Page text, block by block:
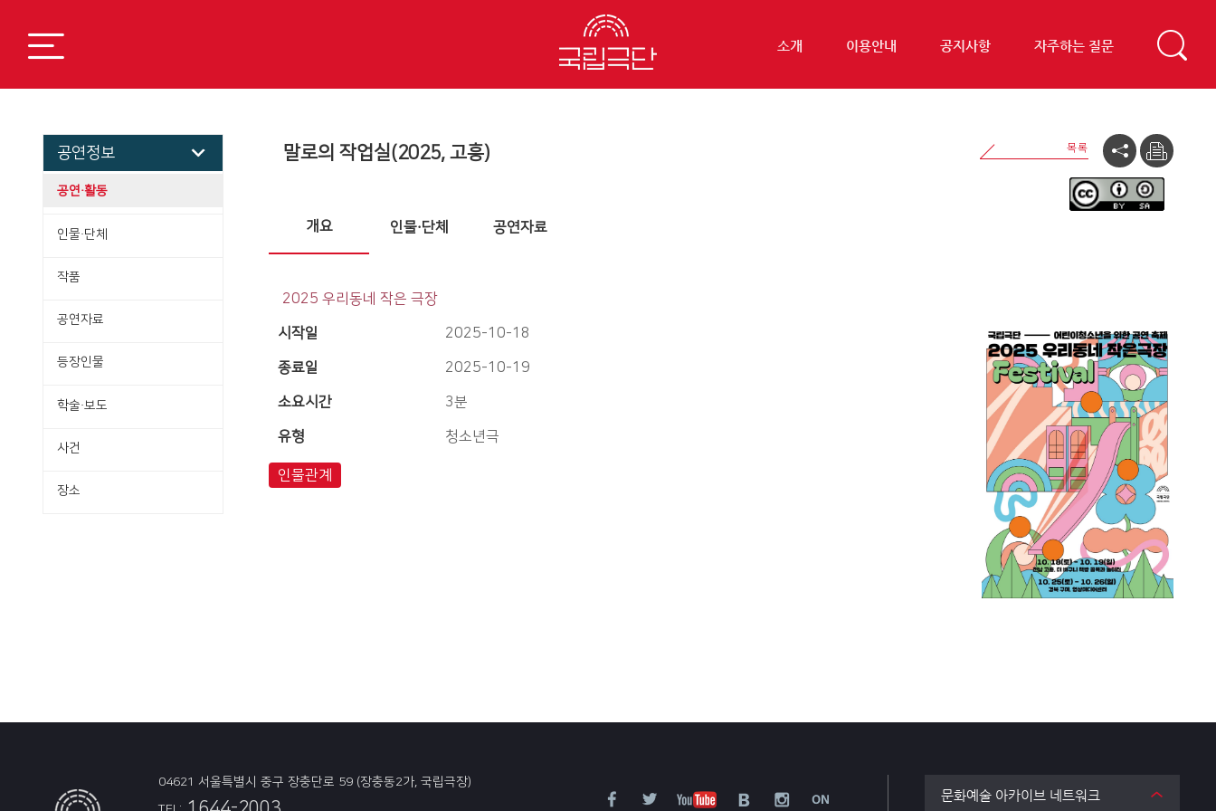
소개 이용안내 공지사항 자주하는 질문
공연정보
공연·활동
인물·단체
작품
공연자료
등장인물
학술·보도
사건
장소
말로의 작업실(2025, 고흥)
개요 인물·단체 공연자료
2025 우리동네 작은 극장
시작일 2025-10-18
종료일 2025-10-19
소요시간 3분
유형 청소년극
인물관계
04621 서울특별시 중구 장충단로 59 (장충동2가, 국립극장)
문화예술 아카이브 네트워크